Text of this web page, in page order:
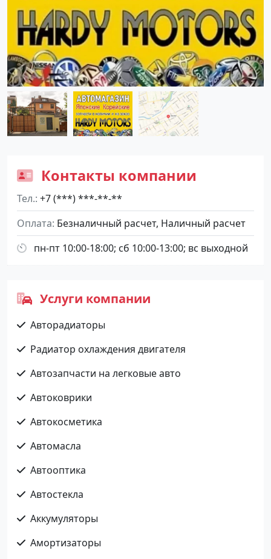
Контакты компании
Тел. +7 (***) ***-**-**
Оплата Безналичный расчет, Наличный расчет
пн-пт 10:00-18:00; сб 10:00-13:00; вс выходной
Услуги компании
Авторадиаторы
Радиатор охлаждения двигателя
Автозапчасти на легковые авто
Автоковрики
Автокосметика
Автомасла
Автооптика
Автостекла
Аккумуляторы
Амортизаторы